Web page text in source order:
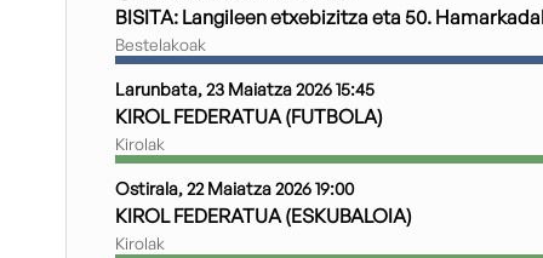
BISITA: Langileen etxebizitza eta 50.
Bestelakoak
Larunbata, 23 Maiatza 2026 15:45
KIROL FEDERATUA (FUTBOLA)
Kirolak
Ostirala, 22 Maiatza 2026 19:00
KIROL FEDERATUA (ESKUBALOIA)
Kirolak